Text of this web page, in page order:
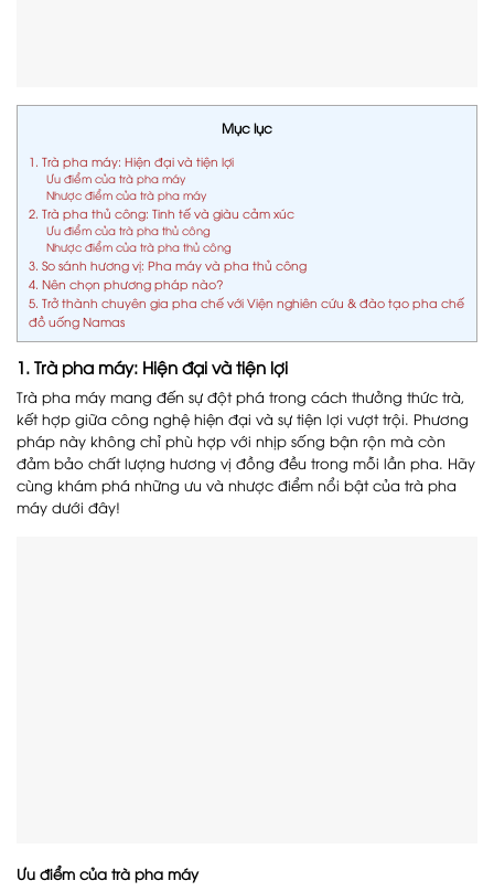
Mục lục
1. Trà pha máy: Hiện đại và tiện lợi
Ưu điểm của trà pha máy
Nhược điểm của trà pha máy
2. Trà pha thủ công: Tinh tế và giàu cảm xúc
Ưu điểm của trà pha thủ công
Nhược điểm của trà pha thủ công
3. So sánh hương vị: Pha máy và pha thủ công
4. Nên chọn phương pháp nào?
5. Trở thành chuyên gia pha chế với Viện nghiên cứu & đào tạo pha chế
đồ uống Namas
1. Trà pha máy: Hiện đại và tiện lợi
Trà pha máy mang đến sự đột phá trong cách thưởng thức trà,
kết hợp giữa công nghệ hiện đại và sự tiện lợi vượt trội. Phương
pháp này không chỉ phù hợp với nhịp sống bận rộn mà còn
đảm bảo chất lượng hương vị đồng đều trong mỗi lần pha. Hãy
cùng khám phá những ưu và nhược điểm nổi bật của trà pha
máy dưới đây!
Ưu điểm của trà pha máy